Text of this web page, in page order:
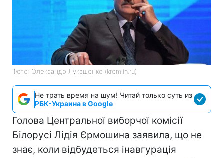
Фото: Олександр Лукашенко (kremlin.ru)
Не трать время на шум! Читай только суть из
РБК-Украина в Google
Голова Центральної виборчої комісії
Білорусі Лідія Єрмошина заявила, що не
знає, коли відбудеться інавгурація